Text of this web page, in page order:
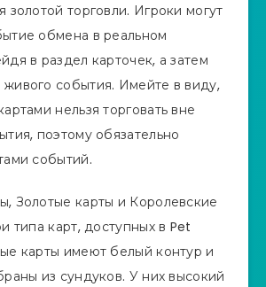
золотой торговли. Игроки могут
обмена в реальном
в раздел карточек, а затем
события. Имейте в виду,
нельзя торговать вне
поэтому обязательно
событий.
Золотые карты и Королевские
типа карт, доступных в Pet
карты имеют белый контур и
из сундуков. У них высокий